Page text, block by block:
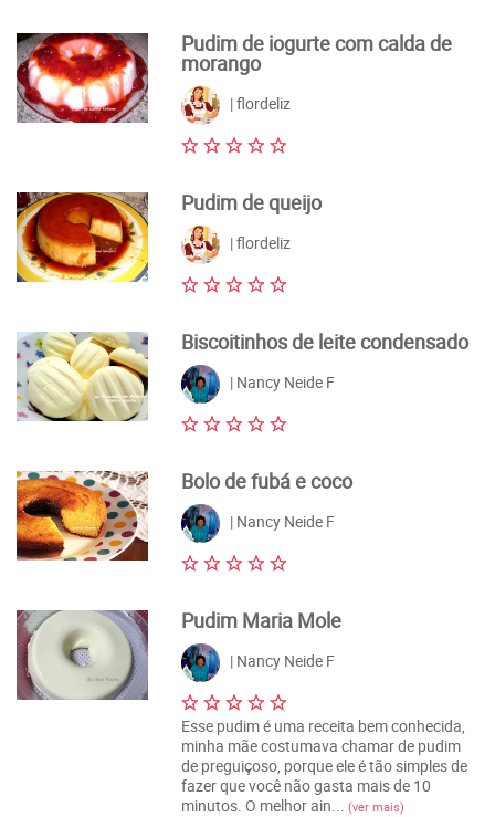
Pudim de iogurte com calda de
morango
| flordeliz
Pudim de queijo
| flordeliz
Biscoitinhos de leite condensado
| Nancy Neide F
Bolo de fubá e coco
| Nancy Neide F
Pudim Maria Mole
| Nancy Neide F
Esse pudim é uma receita bem conhecida,
minha mãe costumava chamar de pudim
de preguiçoso, porque ele é tão simples de
fazer que você não gasta mais de 10
minutos. O melhor ain...(ver mais)